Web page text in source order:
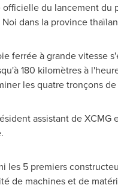
du lancement du
Noi dans la province
ferrée à grande vitesse
180 kilomètres à
les quatre tronçons
assistant de
les 5 premiers
de machines et de